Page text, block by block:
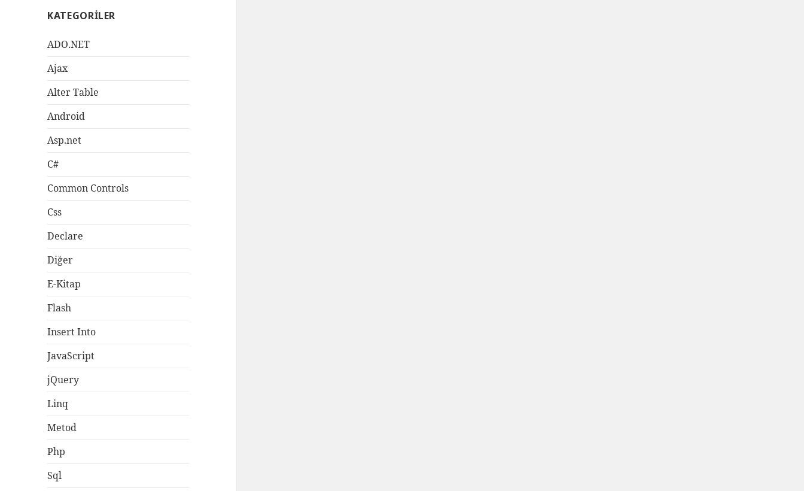
KATEGORILER
ADO.NET
Ajax
Alter Table
Android
Asp.net
C#
Common Controls
Css
Declare
Diğer
E-Kitap
Flash
Insert Into
JavaScript
jQuery
Linq
Metod
Php
Sql